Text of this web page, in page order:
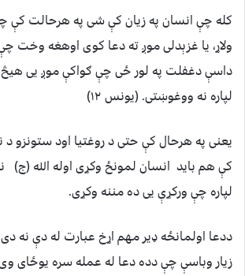
کله چې انسان په زیان کې شی په هرحالت کې
ولاړ، یا غزېدلی موږ ته دعا کوی اوهغه وخت
داسې دغفلت په لور ځی چې ګواکې موږ یی
لپاره نه ووغوښتی. (يونس ۱۲)
يعنى په هرحال کې حتی د روغتیا اود ستونزو د
کې هم باید انسان لمونځ وکړی اوله الله
لپاره چې ورکړې یی ده مننه وکړی.
ددعا اولمانځه ډیر مهم اړخ عبارت له دې
زیار وباسې چې دده دعا له عمله سره یوځای